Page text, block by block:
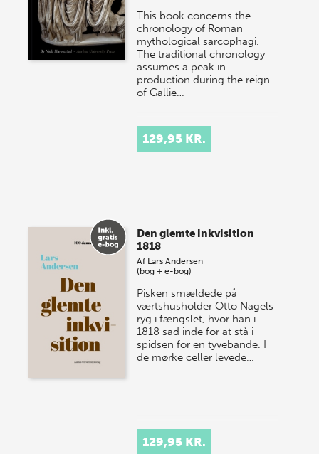
This book concerns the
chronology of Roman
mythological sarcophagi.
The traditional chronology
assumes a peak in
production during the reign
of Gallie…
129,95 KR.
Den glemte inkvisition
1818
Af Lars Andersen
(bog + e-bog)
Pisken smældede på
værtshusholder Otto Nagels
ryg i fængslet, hvor han i
1818 sad inde for at stå i
spidsen for en tyvebande. I
de mørke celler levede…
129,95 KR.